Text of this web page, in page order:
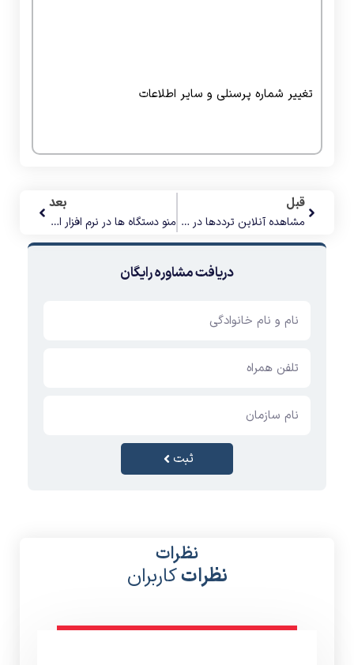
تغییر شماره پرسنلی و سایر اطلاعات
قبل
مشاهده آنلاین ترددها در نرم افزار امین
بعد
منو دستگاه ها در نرم افزار امین
دریافت مشاوره رایگان
ثبت
نظرات
نظراتکاربران